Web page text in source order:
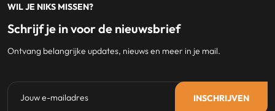
WIL JE NIKS MISSEN?
Schrijf je in voor de nieuwsbrief
Ontvang belangrijke updates, nieuws en meer in je mail.